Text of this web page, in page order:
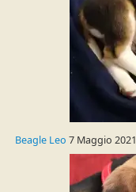
Beagle Leo 7 Maggio 2021